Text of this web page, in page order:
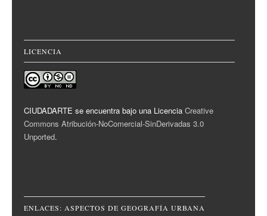
LICENCIA
CIUDADARTE se encuentra bajo una Licencia Creative
Commons Atribución-NoComercial-SinDerivadas 3.0
Unported.
ENLACES: ASPECTOS DE GEOGRAFÍA URBANA